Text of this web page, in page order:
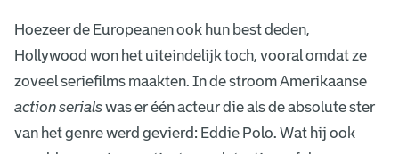
e
(
I
Hoezeer de Europeanen ook hun best deden,
Hollywood won het uiteindelijk toch, vooral omdat ze
zoveel seriefilms maakten. In de stroom Amerikaanse
actionserialswas er één acteur die als de absolute ster
van het genre werd gevierd: Eddie Polo. Wat hij ook